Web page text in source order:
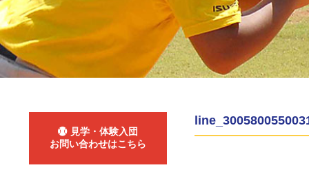
見学・体験入団
お問い合わせはこちら